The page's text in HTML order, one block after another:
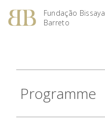
Fundação Bissaya
Barreto
Programme